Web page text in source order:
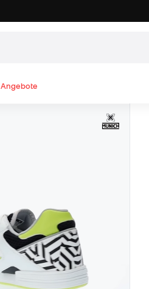
Angebote